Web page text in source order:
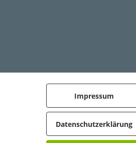
Impressum
Datenschutzerklärung